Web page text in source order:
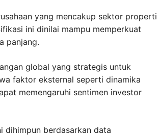
yang mencakup sektor properti
ini dinilai mampu memperkuat
panjang.
global yang strategis untuk
faktor eksternal seperti dinamika
memengaruhi sentimen investor
dihimpun berdasarkan data